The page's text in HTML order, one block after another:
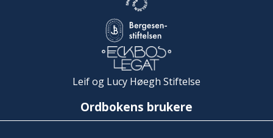
Leif og Lucy Høegh Stiftelse
Ordbokens brukere